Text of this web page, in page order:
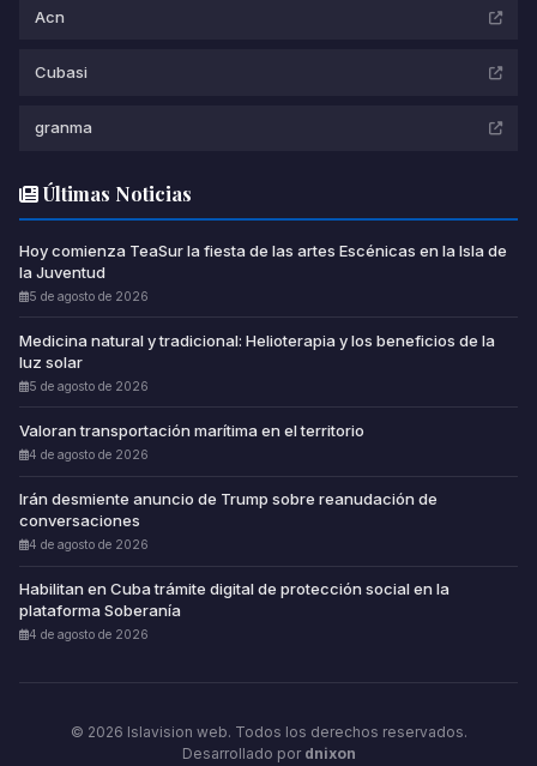
Acn
Cubasi
granma
Últimas Noticias
Hoy comienza TeaSur la fiesta de las artes Escénicas en la Isla de
la Juventud
5 de agosto de 2026
Medicina natural y tradicional: Helioterapia y los beneficios de la
luz solar
5 de agosto de 2026
Valoran transportación marítima en el territorio
4 de agosto de 2026
Irán desmiente anuncio de Trump sobre reanudación de
conversaciones
4 de agosto de 2026
Habilitan en Cuba trámite digital de protección social en la
plataforma Soberanía
4 de agosto de 2026
© 2026 Islavision web. Todos los derechos reservados.
Desarrollado por dnixon